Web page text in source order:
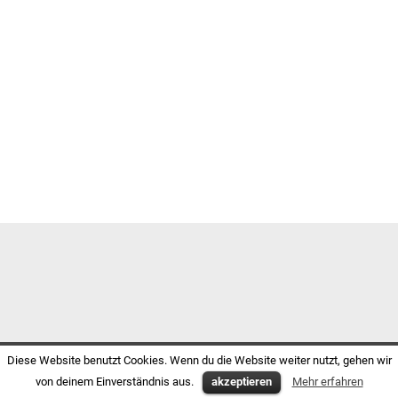
Diese Website benutzt Cookies. Wenn du die Website weiter nutzt, gehen wir
von deinem Einverständnis aus.
akzeptieren Mehr erfahren